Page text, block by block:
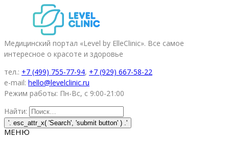
Медицинский портал «Level by ElleClinic». Все самое
интересное о красоте и здоровье
тел.: +7 (499) 755-77-94, +7 (929) 667-58-22
e-mail: hello@levelclinic.ru
Режим работы: Пн-Вс, с 9:00-21:00
Найти:
МЕНЮ